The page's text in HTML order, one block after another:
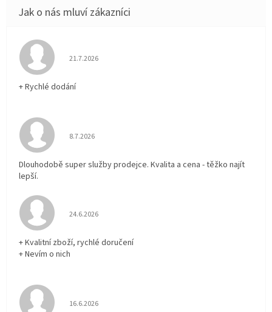
Hodnocení obchodu je 5 z 5 hvězdiček.
21.7.2026
+ Rychlé dodání
Hodnocení obchodu je 5 z 5 hvězdiček.
8.7.2026
Dlouhodobě super služby prodejce. Kvalita a cena - těžko najít
lepší.
Hodnocení obchodu je 5 z 5 hvězdiček.
24.6.2026
+ Kvalitní zboží, rychlé doručení
+ Nevím o nich
Hodnocení obchodu je 5 z 5 hvězdiček.
16.6.2026